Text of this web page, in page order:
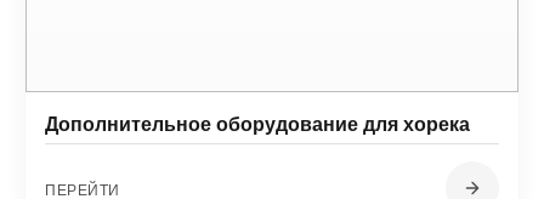
Дополнительное оборудование для хорека
ПЕРЕЙТИ